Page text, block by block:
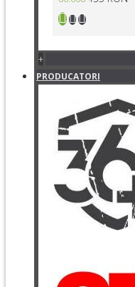
+
PRODUCATORI